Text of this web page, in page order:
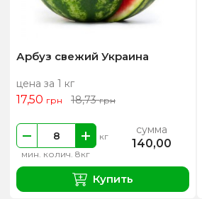
Арбуз свежий Украина
цена за 1 кг
17,50 грн 18,73грн
мин. колич. 8кг
кг сумма
140,00
Купить